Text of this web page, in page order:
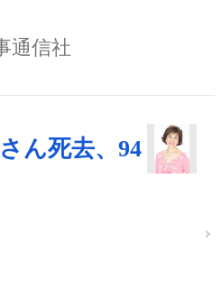
通信社
ん死去、94